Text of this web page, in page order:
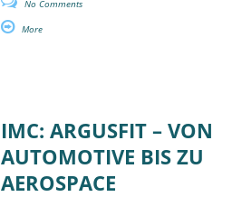
No Comments
More
IMC: ARGUSFIT – VON
AUTOMOTIVE BIS ZU
AEROSPACE